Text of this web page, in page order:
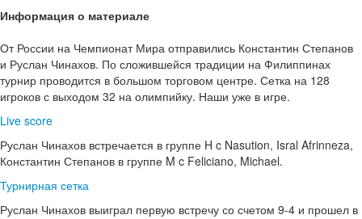
Информация о материале
От России на Чемпионат Мира отправились Константин Степанов
и Руслан Чинахов. По сложившейся традиции на Филиппинах
турнир проводится в большом торговом центре. Сетка на 128
игроков с выходом 32 на олимпийку. Наши уже в игре.
Live score
Руслан Чинахов встречается в группе H c Nasution, Isral Afrinneza,
Константин Степанов в группе M c Feliciano, Michael.
Турнирная сетка
Руслан Чинахов выиграл первую встречу со счетом 9-4 и прошел в